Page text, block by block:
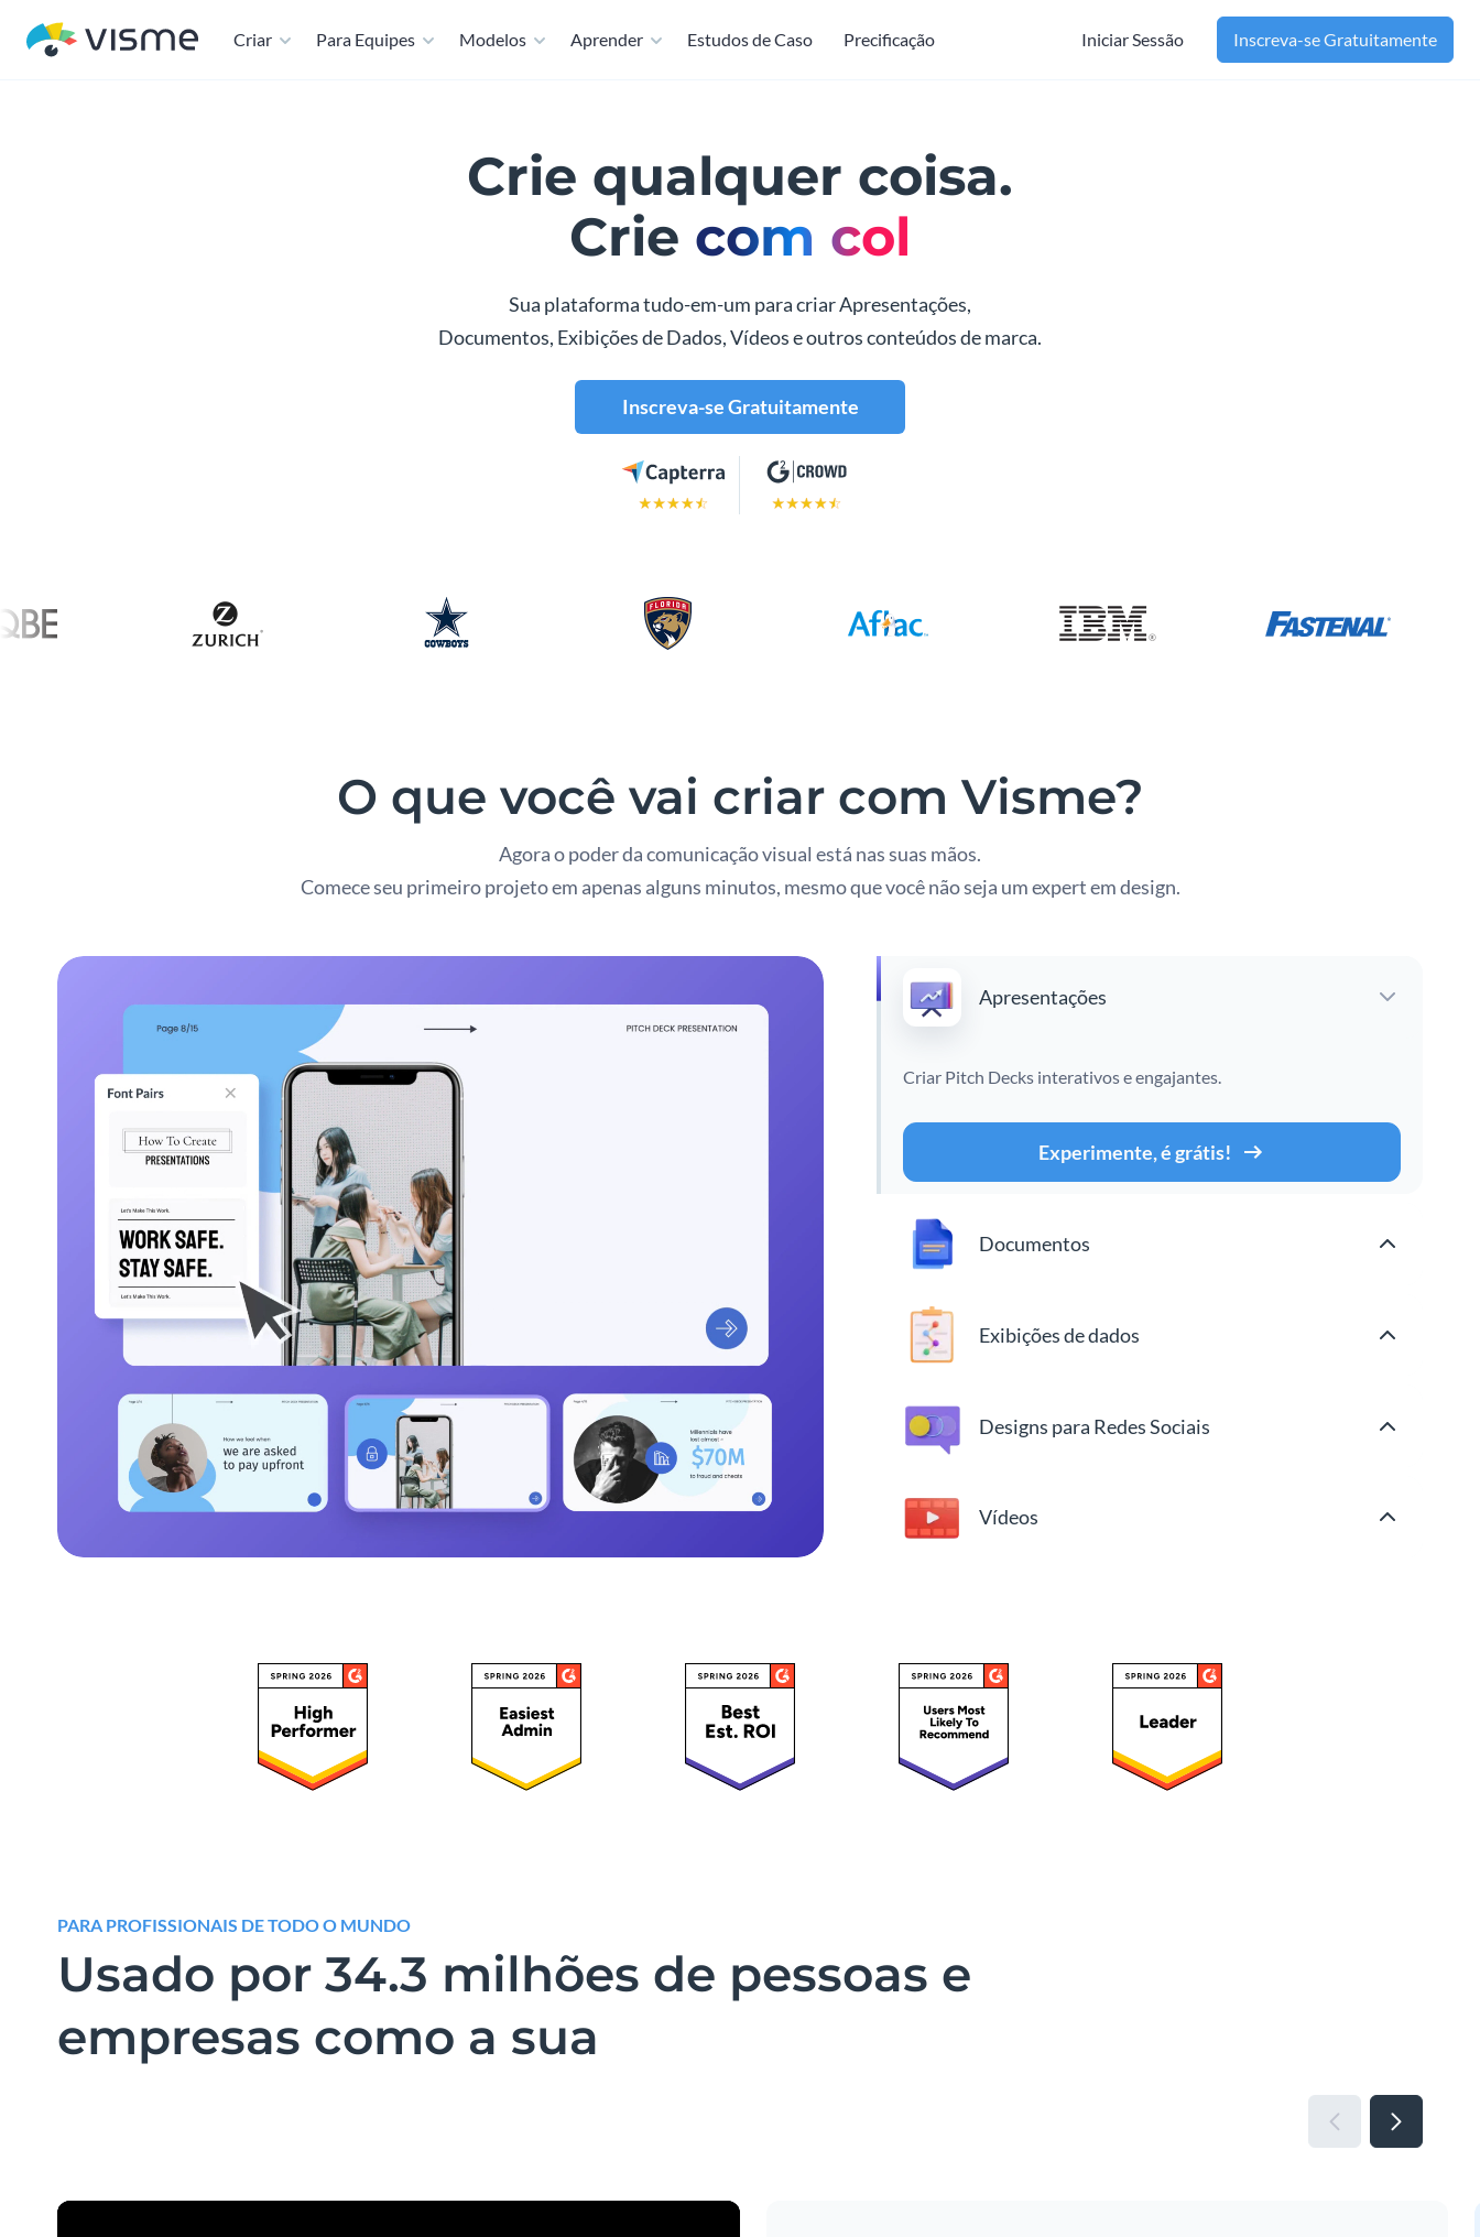
Criar Para Equipes Modelos Aprender Estudos de Caso Precificação Iniciar Sessão Inscreva-se Gratuitamente
Crie qualquer coisa.
com colaboração.
Sua plataforma tudo-em-um para criar Apresentações,
Documentos, Exibições de Dados, Vídeos e outros conteúdos de marca.
Inscreva-se Gratuitamente
O que você vai criar com Visme?
Agora o poder da comunicação visual está nas suas mãos.
Comece seu primeiro projeto em apenas alguns minutos, mesmo que você não seja um expert em design.
Apresentações
Criar Pitch Decks interativos e engajantes.
Experimente, é grátis!
Documentos
Exibições de dados
Designs para Redes Sociais
Vídeos
PARA PROFISSIONAIS DE TODO O MUNDO
Usado por 34.3 milhões de pessoas e
empresas como a sua